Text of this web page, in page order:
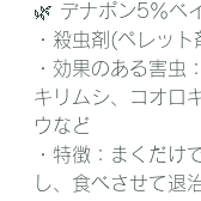
🌿 デナポン5％ベ
・殺虫剤(ペレット
・効果のある害虫
キリムシ、コオロ
ウなど
・特徴：まくだけ
し、食べさせて退